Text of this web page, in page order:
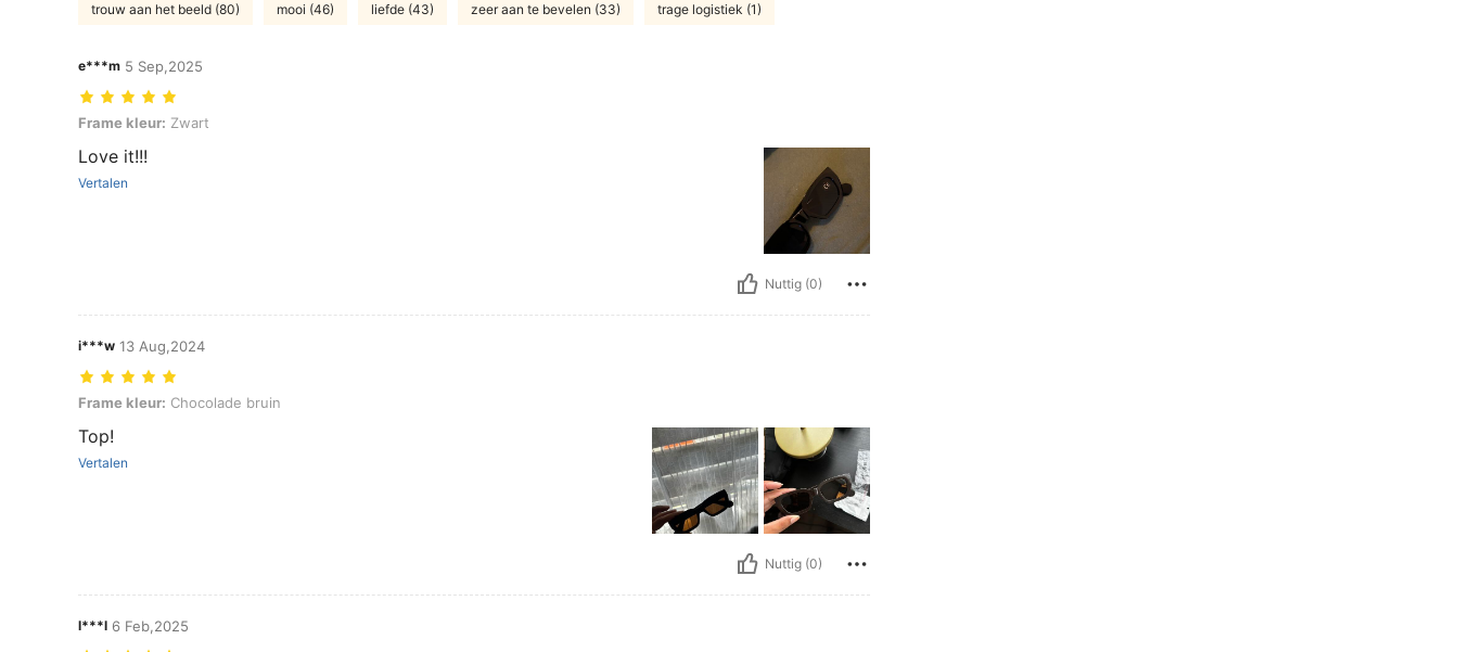
trouw aan het beeld (80) mooi (46) liefde (43) zeer aan te bevelen (33) trage logistiek (1)
e***m 5 Sep,2025
Frame kleur: Zwart
Frame kleur: Zwart
Love it!!!
Vertalen
Nuttig (0)
i***w 13 Aug,2024
Frame kleur: Chocolade bruin
Frame kleur: Chocolade bruin
Top!
Vertalen
Nuttig (0)
l***l 6 Feb,2025